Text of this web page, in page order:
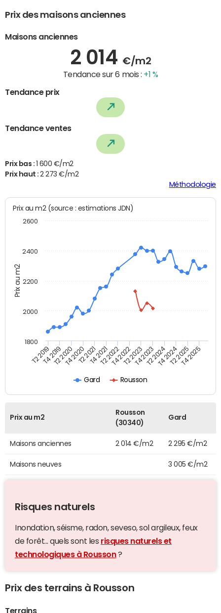
Prix des maisons anciennes
Maisons anciennes
2 014 €/m2
Tendance sur 6 mois : +1 %
Tendance prix
Tendance ventes
Prix bas :
1 600 €/m2
Prix haut :2 273 €/m2
Méthodologie
Prix au m2
Prix au m2 (source : estimations JDN)
Gard Rousson
T2 2019T4 2019T2 2020T4 2020T2 2021T4 2021T2 2022T4 2022T2 2023T4 2023T2 2024T4 2024T2 2025T4 2025
1800
2000
2200
2400
2600
Prix au m2
Rousson
(30340)
Gard
Maisons anciennes 2 014 €/m2 2 295 €/m2
Maisons neuves 3 005 €/m2
Risques naturels
Inondation, séisme, radon, seveso, sol argileux, feux
de forêt... quels sont les risques naturels et
technologiques à Rousson?
Prix des terrains à Rousson
Terrains